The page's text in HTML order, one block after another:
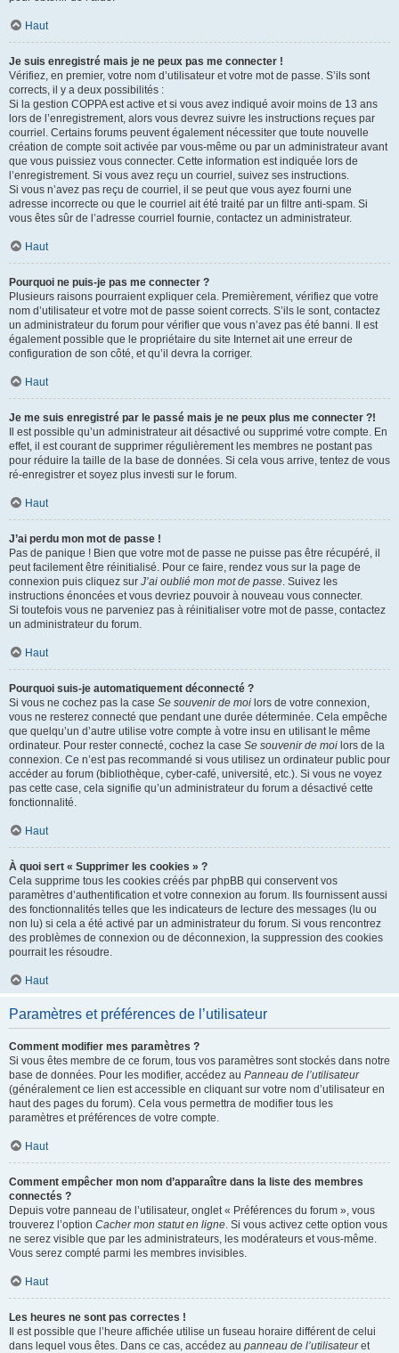
Haut
Je suis enregistré mais je ne peux pas me connecter !
Vérifiez, en premier, votre nom d’utilisateur et votre mot de passe. S’ils sont
corrects, il y a deux possibilités :
Si la gestion COPPA est active et si vous avez indiqué avoir moins de 13 ans
lors de l’enregistrement, alors vous devrez suivre les instructions reçues par
courriel. Certains forums peuvent également nécessiter que toute nouvelle
création de compte soit activée par vous-même ou par un administrateur avant
que vous puissiez vous connecter. Cette information est indiquée lors de
l’enregistrement. Si vous avez reçu un courriel, suivez ses instructions.
Si vous n’avez pas reçu de courriel, il se peut que vous ayez fourni une
adresse incorrecte ou que le courriel ait été traité par un filtre anti-spam. Si
vous êtes sûr de l’adresse courriel fournie, contactez un administrateur.
Haut
Pourquoi ne puis-je pas me connecter ?
Plusieurs raisons pourraient expliquer cela. Premièrement, vérifiez que votre
nom d’utilisateur et votre mot de passe soient corrects. S’ils le sont, contactez
un administrateur du forum pour vérifier que vous n’avez pas été banni. Il est
également possible que le propriétaire du site Internet ait une erreur de
configuration de son côté, et qu’il devra la corriger.
Haut
Je me suis enregistré par le passé mais je ne peux plus me connecter ?!
Il est possible qu’un administrateur ait désactivé ou supprimé votre compte. En
effet, il est courant de supprimer régulièrement les membres ne postant pas
pour réduire la taille de la base de données. Si cela vous arrive, tentez de vous
ré-enregistrer et soyez plus investi sur le forum.
Haut
J’ai perdu mon mot de passe !
Pas de panique ! Bien que votre mot de passe ne puisse pas être récupéré, il
peut facilement être réinitialisé. Pour ce faire, rendez vous sur la page de
connexion puis cliquez sur J’ai oublié mon mot de passe. Suivez les
instructions énoncées et vous devriez pouvoir à nouveau vous connecter.
Si toutefois vous ne parveniez pas à réinitialiser votre mot de passe, contactez
un administrateur du forum.
Haut
Pourquoi suis-je automatiquement déconnecté ?
Si vous ne cochez pas la case Se souvenir de moi lors de votre connexion,
vous ne resterez connecté que pendant une durée déterminée. Cela empêche
que quelqu’un d’autre utilise votre compte à votre insu en utilisant le même
ordinateur. Pour rester connecté, cochez la case Se souvenir de moi lors de la
connexion. Ce n’est pas recommandé si vous utilisez un ordinateur public pour
accéder au forum (bibliothèque, cyber-café, université, etc.). Si vous ne voyez
pas cette case, cela signifie qu’un administrateur du forum a désactivé cette
fonctionnalité.
Haut
À quoi sert « Supprimer les cookies » ?
Cela supprime tous les cookies créés par phpBB qui conservent vos
paramètres d’authentification et votre connexion au forum. Ils fournissent aussi
des fonctionnalités telles que les indicateurs de lecture des messages (lu ou
non lu) si cela a été activé par un administrateur du forum. Si vous rencontrez
des problèmes de connexion ou de déconnexion, la suppression des cookies
pourrait les résoudre.
Haut
Paramètres et préférences de l’utilisateur
Comment modifier mes paramètres ?
Si vous êtes membre de ce forum, tous vos paramètres sont stockés dans notre
base de données. Pour les modifier, accédez au Panneau de l’utilisateur
(généralement ce lien est accessible en cliquant sur votre nom d’utilisateur en
haut des pages du forum). Cela vous permettra de modifier tous les
paramètres et préférences de votre compte.
Haut
Comment empêcher mon nom d’apparaître dans la liste des membres
connectés ?
Depuis votre panneau de l’utilisateur, onglet « Préférences du forum », vous
trouverez l’option Cacher mon statut en ligne. Si vous activez cette option vous
ne serez visible que par les administrateurs, les modérateurs et vous-même.
Vous serez compté parmi les membres invisibles.
Haut
Les heures ne sont pas correctes !
Il est possible que l’heure affichée utilise un fuseau horaire différent de celui
dans lequel vous êtes. Dans ce cas, accédez au panneau de l’utilisateuret